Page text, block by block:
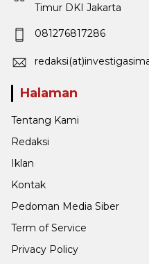
Timur DKI Jakarta
081276817286
Halaman
Tentang Kami
Redaksi
Iklan
Kontak
Pedoman Media Siber
Term of Service
Privacy Policy